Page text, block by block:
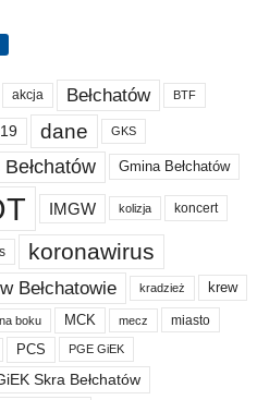
akcja Bełchatów BTF
dane GKS
Gmina Bełchatów
IMGW kolizja koncert
koronawirus
Bełchatowie kradzież krew
boku MCK mecz miasto
PCS PGE GiEK
Skra Bełchatów